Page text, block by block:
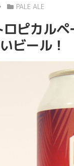
PALE ALE
ロピカル
ビール！